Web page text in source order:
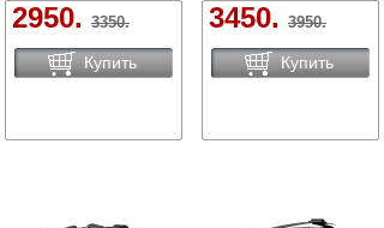
2950. 3350.
Купить
3450. 3950.
Купить